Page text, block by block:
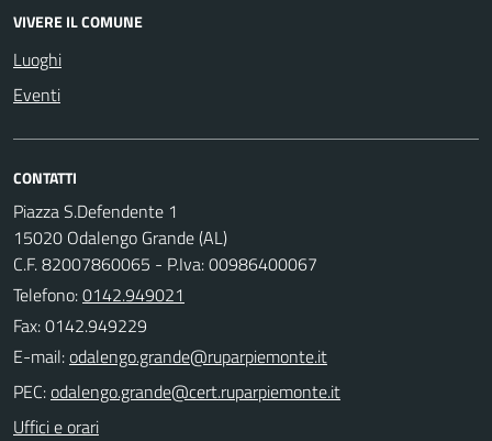
VIVERE IL COMUNE
Luoghi
Eventi
CONTATTI
Piazza S.Defendente 1
15020 Odalengo Grande (AL)
C.F. 82007860065 - P.Iva: 00986400067
Telefono:0142.949021
Fax: 0142.949229
E-mail:
PEC:
Uffici e orari